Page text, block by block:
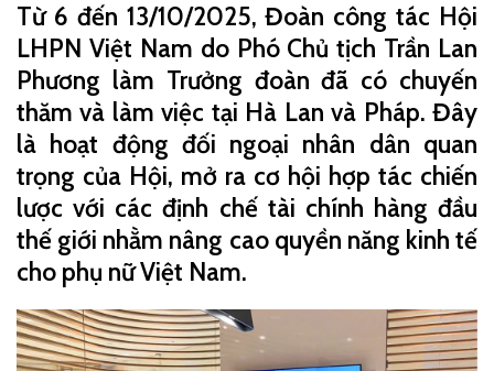
Từ 6 đến 13/10/2025, Đoàn công tác Hội
LHPN Việt Nam do Phó Chủ tịch Trần Lan
Phương làm Trưởng đoàn đã có chuyến
thăm và làm việc tại Hà Lan và Pháp. Đây
là hoạt động đối ngoại nhân dân quan
trọng của Hội, mở ra cơ hội hợp tác chiến
lược với các định chế tài chính hàng đầu
thế giới nhằm nâng cao quyền năng kinh tế
cho phụ nữ Việt Nam.